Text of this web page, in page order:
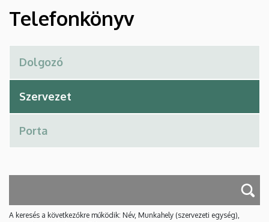
és
Egészségfejlesztési
Intézet
Telefonkönyv
A keresés a következőkre működik: Név, Munkahely (szervezeti egység),